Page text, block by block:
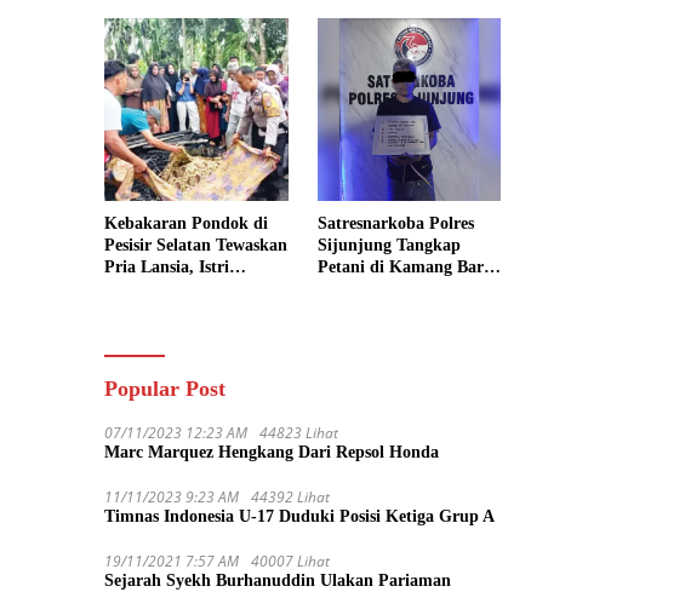
Kebakaran Pondok di
Pesisir Selatan Tewaskan
Pria Lansia, Istri
Satresnarkoba Polres
Sijunjung Tangkap
Petani di Kamang Baru,
Popular Post
07/11/2023 12:23 AM 44823 Lihat
Marc Marquez Hengkang Dari Repsol Honda
11/11/2023 9:23 AM 44392 Lihat
Timnas Indonesia U-17 Duduki Posisi Ketiga Grup A
19/11/2021 7:57 AM 40007 Lihat
Sejarah Syekh Burhanuddin Ulakan Pariaman